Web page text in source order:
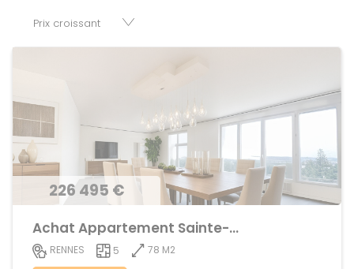
appartements, maisons, immeubles, terrains et murs.
226 495 €
Achat Appartement Sainte-Thérèse
RENNES 5
78 M2